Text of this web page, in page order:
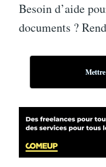
Besoin d’aide
documents ?